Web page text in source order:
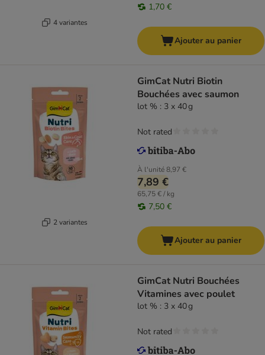
4 variantes
1,70 €
Ajouter au panier
2 variantes
GimCat Nutri Biotin
Bouchées avec saumon
lot % : 3 x 40 g
À l'unité8,97 €
7,89 €
65,75 € / kg
7,50 €
Not rated
Ajouter au panier
GimCat Nutri Bouchées
Vitamines avec poulet
lot % : 3 x 40 g
Not rated